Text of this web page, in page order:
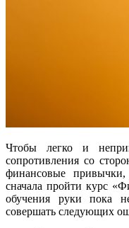
Чтобы легко и
сопротивления со
финансовые
сначала пройти курс
обучения руки пока
совершать следующих